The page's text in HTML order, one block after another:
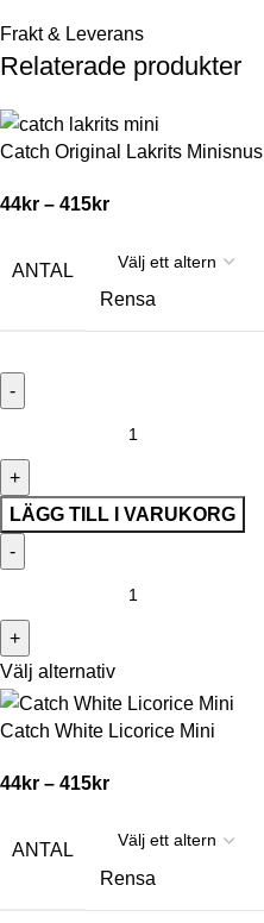
Frakt & Leverans
Relaterade produkter
Catch Original Lakrits Minisnus
44kr – 415kr
ANTAL
Rensa
LÄGG TILL I VARUKORG
Välj alternativ
Catch White Licorice Mini
44kr – 415kr
ANTAL
Rensa